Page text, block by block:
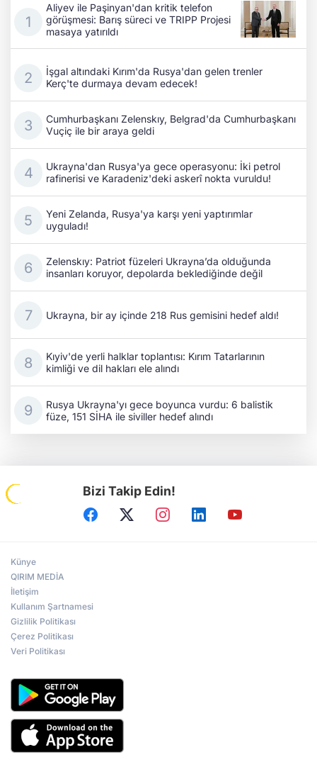
Aliyev ile Paşinyan'dan kritik telefon
görüşmesi: Barış süreci ve TRIPP Projesi
masaya yatırıldı
İşgal altındaki Kırım'da Rusya'dan gelen trenler
Kerç'te durmaya devam edecek!
Cumhurbaşkanı Zelenskıy, Belgrad'da Cumhurbaşkanı
Vuçiç ile bir araya geldi
Ukrayna'dan Rusya'ya gece operasyonu: İki petrol
rafinerisi ve Karadeniz'deki askerî nokta vuruldu!
Yeni Zelanda, Rusya'ya karşı yeni yaptırımlar
uyguladı!
Zelenskıy: Patriot füzeleri Ukrayna’da olduğunda
insanları koruyor, depolarda beklediğinde değil
Ukrayna, bir ay içinde 218 Rus gemisini hedef aldı!
Kıyiv'de yerli halklar toplantısı: Kırım Tatarlarının
kimliği ve dil hakları ele alındı
Rusya Ukrayna'yı gece boyunca vurdu: 6 balistik
füze, 151 SİHA ile siviller hedef alındı
Bizi Takip Edin!
Künye
QIRIM MEDİA
İletişim
Kullanım Şartnamesi
Gizlilik Politikası
Çerez Politikası
Veri Politikası